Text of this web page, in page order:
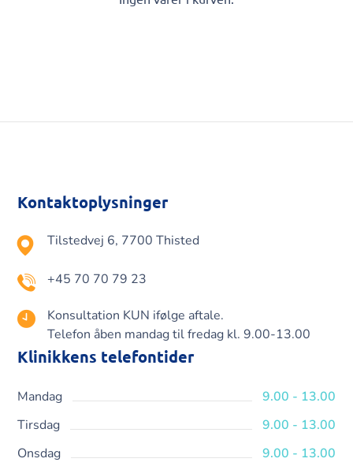
Kontaktoplysninger
Tilstedvej 6, 7700 Thisted
+45 70 70 79 23
Konsultation KUN ifølge aftale.
Telefon åben mandag til fredag kl. 9.00-13.00
Klinikkens telefontider
Mandag
9.00 - 13.00
Tirsdag
9.00 - 13.00
Onsdag
9.00 - 13.00